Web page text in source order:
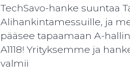
TechSavo-hanke suuntaa
Alihankintamessuille, ja
pääsee tapaamaan A-
A1118! Yrityksemme ja
valmii